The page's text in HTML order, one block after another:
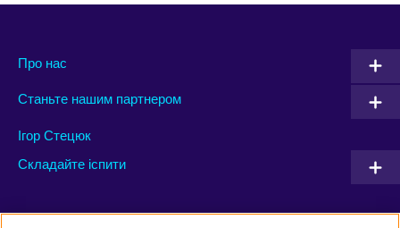
Про нас
Станьте нашим партнером
Ігор Стецюк
Складайте іспити
Connect with us